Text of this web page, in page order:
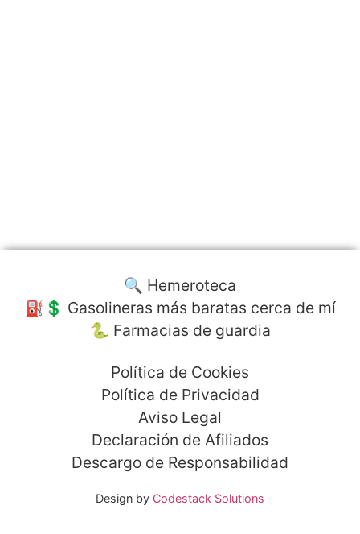
🔍 Hemeroteca
⛽️💲 Gasolineras más baratas cerca de mí
🐍 Farmacias de guardia
Política de Cookies
Política de Privacidad
Aviso Legal
Declaración de Afiliados
Descargo de Responsabilidad
Design by Codestack Solutions